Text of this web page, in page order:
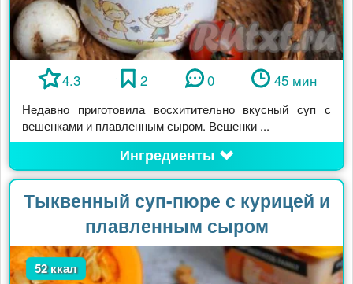
4.3 2 0 45 мин
Недавно приготовила восхитительно вкусный суп с
вешенками и плавленным сыром. Вешенки ...
Ингредиенты
Тыквенный суп-пюре с курицей и
плавленным сыром
52 ккал